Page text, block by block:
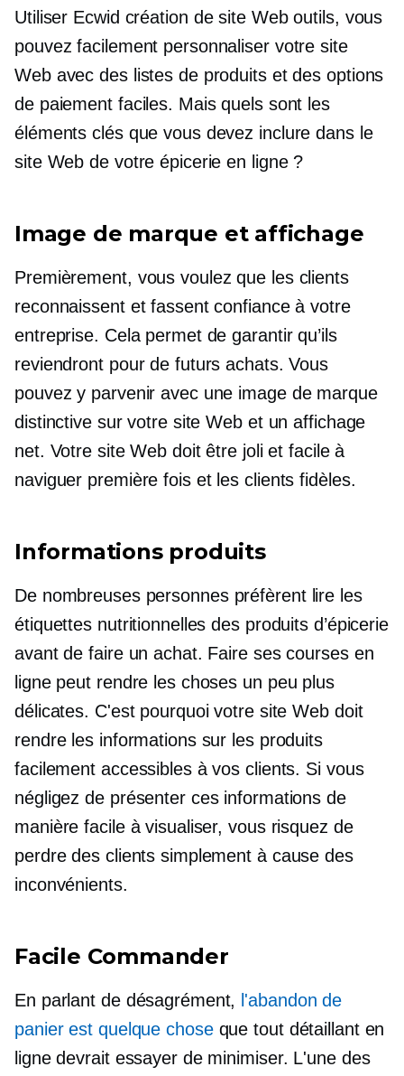
Utiliser Ecwid création de site Weboutils, vous
pouvez facilement personnaliser votre site
Web avec des listes de produits et des options
de paiement faciles. Mais quels sont les
éléments clés que vous devez inclure dans le
site Web de votre épicerie en ligne ?
Image de marque et affichage
Premièrement, vous voulez que les clients
reconnaissent et fassent confiance à votre
entreprise. Cela permet de garantir qu’ils
reviendront pour de futurs achats. Vous
pouvez y parvenir avec une image de marque
distinctive sur votre site Web et un affichage
net. Votre site Web doit être joli et facile à
naviguer première foiset les clients fidèles.
Informations produits
De nombreuses personnes préfèrent lire les
étiquettes nutritionnelles des produits d’épicerie
avant de faire un achat. Faire ses courses en
ligne peut rendre les choses un peu plus
délicates. C'est pourquoi votre site Web doit
rendre les informations sur les produits
facilement accessibles à vos clients. Si vous
négligez de présenter ces informations de
manière facile à visualiser, vous risquez de
perdre des clients simplement à cause des
inconvénients.
Facile Commander
En parlant de désagrément, l'abandon de
panier est quelque choseque tout détaillant en
ligne devrait essayer de minimiser. L'une des